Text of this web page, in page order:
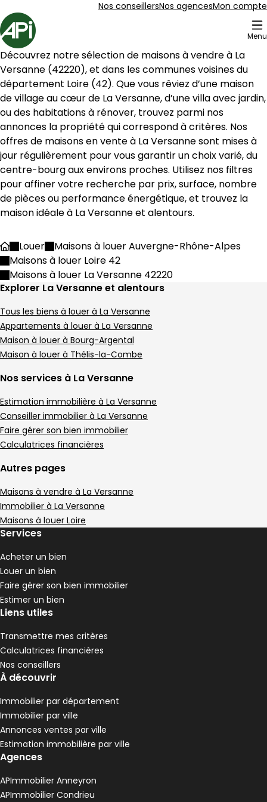
Nos conseillersNos agencesMon compte
Accueil
Menu
3 Maison à louer La Versanne (42220)
108 m² 5 pièces Bourg-Argental
Aller à l'image1
Aller à l'image2
Aller à l'image3
Aller à l'image4
Aller à l'image5
65 000 €
Bourg-Argental - 42220
Maison • 5 pièces • 108 m²
DPE :
E 4 chambres Terrain 5 m²
181 m² 5 pièces Thélis-la-Combe
Aller à l'image 1
Aller à l'image 2
Aller à l'image3
Aller à l'image4
Aller à l'image5
Thélis-la-Combe - 42220
Maison • 5 pièces • 181 m²
DPE :
E 3 chambres
,
140 000 €
Bourg-Argental - 42220
Maison de village • 5 pièces • 163 m²
DPE :
E 3 chambres
Découvrez notre sélection de maisons à vendre à La
Versanne (42220), et dans les communes voisines du
département Loire (42). Que vous rêviez d’une maison
de village au cœur de La Versanne, d’une villa avec jardin,
ou des habitations à rénover, trouvez parmi nos
annonces la propriété qui correspond à critères. Nos
offres de maisons en vente à La Versanne sont mises à
jour régulièrement pour vous garantir un choix varié, du
centre-bourg aux environs proches. Utilisez nos filtres
pour affiner votre recherche par prix, surface, nombre
de pièces ou performance énergétique, et trouvez la
maison idéale à La Versanne et alentours.
AccueilLouer
Maisons à louer Auvergne-Rhône-Alpes
Maisons à louer Loire 42
Maisons à louer La Versanne 42220
Explorer La Versanne et alentours
Tous les biens à louer à La Versanne
Appartements à louer à La Versanne
Maison à louer à Bourg-Argental
Maison à louer à Thélis-la-Combe
Nos services à La Versanne
Estimation immobilière à La Versanne
Conseiller immobilier à La Versanne
Faire gérer son bien immobilier
Calculatrices financières
Autres pages
Maisons à vendre à La Versanne
Immobilier à La Versanne
Maisons à louer Loire
Services
Acheter un bien
Louer un bien
Faire gérer son bien immobilier
Estimer un bien
Liens utiles
Transmettre mes critères
Calculatrices financières
Nos conseillers
À découvrir
Immobilier par département
Immobilier par ville
Annonces ventes par ville
Estimation immobilière par ville
Agences
APImmobilier Anneyron
APImmobilier Condrieu